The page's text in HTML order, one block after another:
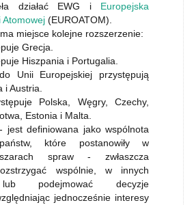
działać EWG i Europejska
Atomowej (EUROATOM).
miejsce kolejne rozszerzenie:
Grecja.
Hiszpania i Portugalia.
Unii Europejskiej przystępują
i Austria.
Polska, Węgry, Czechy,
Estonia i Malta.
jest definiowana jako wspólnota
które postanowiły w
spraw - zwłaszcza
wspólnie, w innych
lub podejmować decyzje
jednocześnie interesy